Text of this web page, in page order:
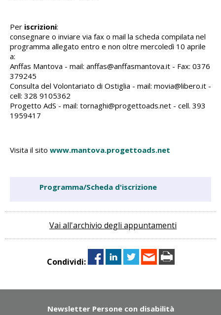
Per iscrizioni:
consegnare o inviare via fax o mail la scheda compilata nel
programma allegato entro e non oltre mercoledì 10 aprile
a:
Anffas Mantova - mail: anffas@anffasmantova.it - Fax: 0376
379245
Consulta del Volontariato di Ostiglia - mail: movia@libero.it -
cell: 328 9105362
Progetto AdS - mail: tornaghi@progettoads.net - cell. 393
1959417
Visita il sito www.mantova.progettoads.net
Programma/Scheda d'iscrizione
Vai all'archivio degli appuntamenti
Condividi:
Newsletter Persone con disabilità